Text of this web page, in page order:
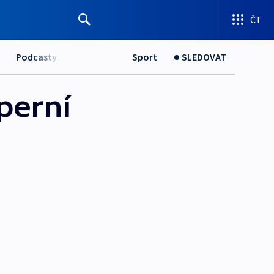
ČT
Podcasty Sport SLEDOVAT